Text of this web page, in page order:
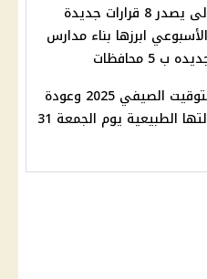
مصطفى مدبولى يصدر 8 قرارات جديدة
ابرزها بناء مدارس
محافظات
موعد انتهاء التوقيت الصيفي 2025 وعودة
الساعة إلى حالتها الطبيعية يوم الجمعة 31